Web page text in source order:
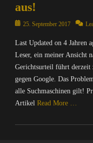
aus!
Posted25. September 2017
Last Updated on 4 Jahren
Leser, ein meiner Ansicht
Gerichtsurteil führt derzeit
gegen Google. Das
alle Suchmaschinen gilt!
Artikel Read More …
Categories